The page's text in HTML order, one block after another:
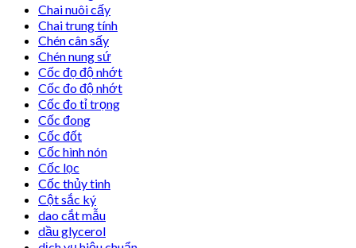
Chai nuôi cấy
Chai trung tính
Chén cân sấy
Chén nung sứ
Cốc đọ độ nhớt
Cốc đo độ nhớt
Cốc đo tỉ trọng
Cốc đong
Cốc đốt
Cốc hình nón
Cốc lọc
Cốc thủy tinh
Cột sắc ký
dao cắt mẫu
dầu glycerol